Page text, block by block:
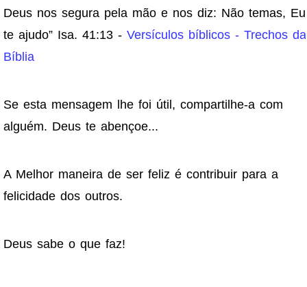
Deus nos segura pela mão e nos diz: Não temas, Eu
te ajudo” Isa. 41:13 - Versículos bíblicos - Trechos da
Bíblia
Se esta mensagem lhe foi útil, compartilhe-a com
alguém. Deus te abençoe...
A Melhor maneira de ser feliz é contribuir para a
felicidade dos outros.
Deus sabe o que faz!